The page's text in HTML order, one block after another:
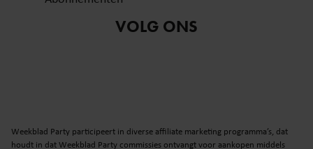
VOLG ONS
Weekblad Party participeert in diverse affiliate marketing programma’s, dat
houdt in dat Weekblad Party commissies ontvangt voor aankopen middels